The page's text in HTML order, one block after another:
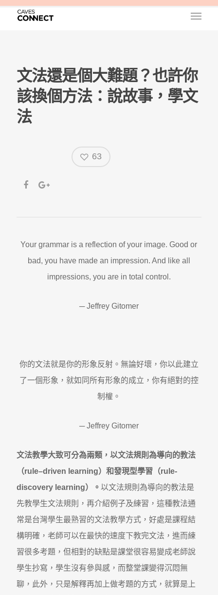
文法還是個大難題？也許你
該換個方法：說故事，學文
法
63
Your grammar is a reflection of your image. Good or
bad, you have made an impression. And like all
impressions, you are in total control.
─ Jeffrey Gitomer
你的文法就是你的形象反射。無論好壞，你以此建立
了一個形象，就如同所有形象的成立，你有絕對的控
制權。
─ Jeffrey Gitomer
文法教學大致可分為兩類，以文法規則為導向的教法
（rule–driven learning）和發現型學習（rule-
discovery learning）。 以文法規則為導向的教法是
先教學生文法規則，再介紹例子及練習，這種教法通
常是台灣學生最熟習的文法教學方式，好處是課程結
構明確，老師可以在最快的速度下教完文法，進而練
習很多考題，但相對的缺點是課堂很容易變成老師說
學生抄寫，學生沒有參與感，而整堂課變得沉悶無
聊，此外，只是解釋再加上做考題的方式，就算是上